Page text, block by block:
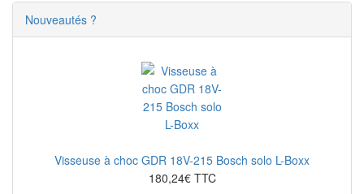
Nouveautés ?
Visseuse à choc GDR 18V-215 Bosch solo L-Boxx
180,24€ TTC